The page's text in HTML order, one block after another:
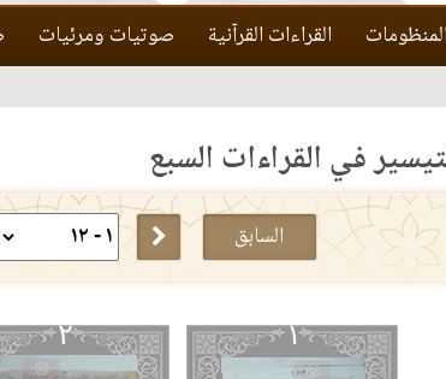
القراءات القرآنية صوتيات ومرئيات
في القراءات السبع
السابق
١ ٢